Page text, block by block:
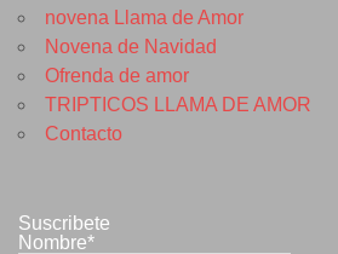
novena Llama de Amor
Novena de Navidad
Ofrenda de amor
TRIPTICOS LLAMA DE AMOR
Contacto
Suscribete
Nombre*